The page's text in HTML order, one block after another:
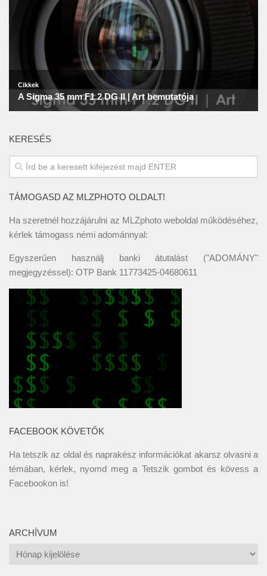
KERESÉS
TÁMOGASD AZ MLZPHOTO OLDALT!
Ha szeretnél hozzájárulni az MLZphoto weboldal működéséhez,
kérlek támogass némi adománnyal:
Egyszerűen használj banki átutalást ("ADOMÁNY"
megjegyzéssel): OTP Bank 11773425-04680611
FACEBOOK KÖVETŐK
Ha tetszik az oldal és naprakész információkat akarsz olvasni a
témában, kérlek, nyomd meg a Tetszik gombot és kövess a
Facebookon is!
ARCHÍVUM
Archívum